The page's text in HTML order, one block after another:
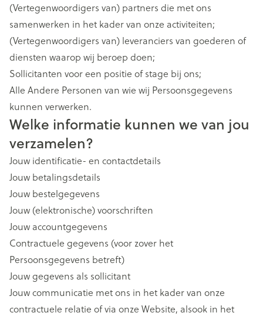
(Vertegenwoordigers van) partners die met ons
samenwerken in het kader van onze activiteiten;
(Vertegenwoordigers van) leveranciers van goederen of
diensten waarop wij beroep doen;
Sollicitanten voor een positie of stage bij ons;
Alle Andere Personen van wie wij Persoonsgegevens
kunnen verwerken.
Welke informatie kunnen we van jou
verzamelen?
Jouw identificatie- en contactdetails
Jouw betalingsdetails
Jouw bestelgegevens
Jouw (elektronische) voorschriften
Jouw accountgegevens
Contractuele gegevens (voor zover het
Persoonsgegevens betreft)
Jouw gegevens als sollicitant
Jouw communicatie met ons in het kader van onze
contractuele relatie of via onze Website, alsook in het